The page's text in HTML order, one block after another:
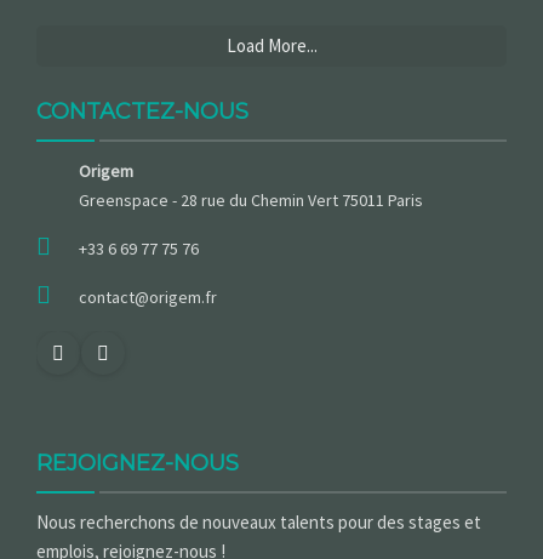
Load More...
CONTACTEZ-NOUS
Origem
Greenspace - 28 rue du Chemin Vert 75011 Paris
+33 6 69 77 75 76
contact@origem.fr
REJOIGNEZ-NOUS
Nous recherchons de nouveaux talents pour des stages et
emplois, rejoignez-nous !